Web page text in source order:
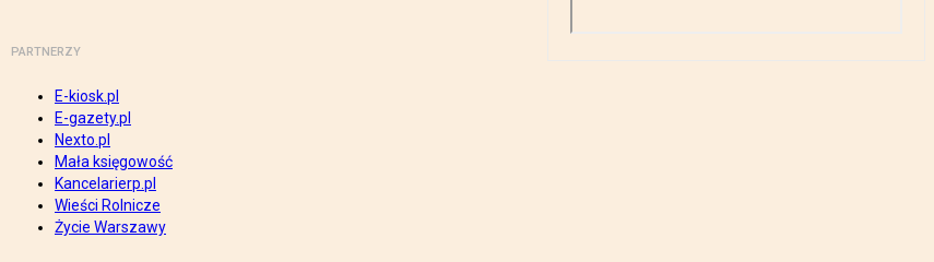
PARTNERZY
E-kiosk.pl
E-gazety.pl
Nexto.pl
Mała księgowość
Kancelarierp.pl
Wieści Rolnicze
Życie Warszawy